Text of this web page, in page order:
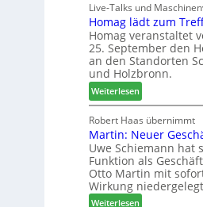
n
a
u
s
f
ü
r
W
e
m
h
ö
n
e
r
c
h
e
n
s
t
a
u
r
a
u
m
-
S
Live-Talks und
Homag lädt zum
Homag veranstaltet
25. September den
an den Standorten
und Holzbronn.
Weiterlesen:
H
o
m
a
g
l
ä
d
Robert Haas übernimmt
Martin: Neuer
Uwe Schiemann hat
Funktion als
Otto Martin mit
Wirkung
Weiterlesen: